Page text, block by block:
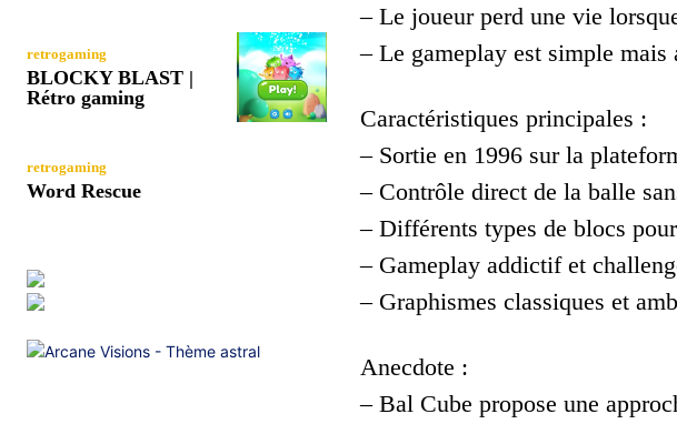
retrogaming
BLOCKY BLAST |
Rétro gaming
retrogaming
Word Rescue
– Le joueur perd une vie
– Le gameplay est simple
Caractéristiques principales :
– Sortie en 1996 sur la
– Contrôle direct de la balle
– Différents types de blocs
– Gameplay addictif et
– Graphismes classiques et
Anecdote :
– Bal Cube propose une